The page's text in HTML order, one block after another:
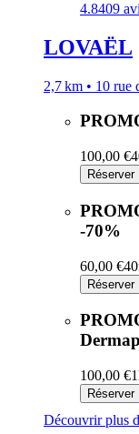
4.8409
LOVAËL
2,7 km • 10 rue
100,00 €
Réserver
-70%
60,00 €
Réserver
100,00 €
Réserver
Découvrir plus